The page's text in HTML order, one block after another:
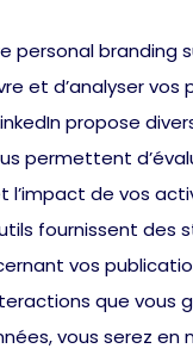
personal branding
et d’analyser vos
propose
permettent
l’impact de vos
fournissent des
vos
que vous
vous serez en